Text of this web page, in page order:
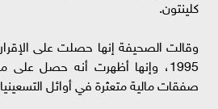
كلينتون.
وقالت الصحيفة إنها حصلت على
1995، وإنها أظهرت أنه حصل على
صفقات مالية متعثرة في أوائل